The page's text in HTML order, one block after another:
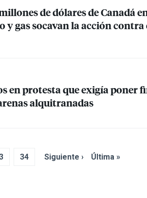
de dólares de Canadá
y gas socavan la acción contra
en protesta que exigía poner
alquitranadas
34 Siguiente › Última »